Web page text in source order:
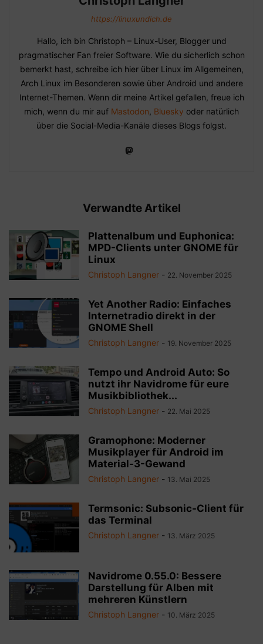
https://linuxundich.de
Hallo, ich bin Christoph – Linux-User, Blogger und
pragmatischer Fan freier Software. Wie du sicherlich schon
bemerkt hast, schreibe ich hier über Linux im Allgemeinen,
Arch Linux im Besonderen sowie über Android und andere
Internet-Themen. Wenn dir meine Artikel gefallen, freue ich
mich, wenn du mir auf Mastodon Bluesky oder natürlich
über die Social-Media-Kanäle dieses Blogs folgst.
Verwandte Artikel
Plattenalbum und Euphonica:
MPD-Clients unter GNOME für
Linux
Christoph Langner - 22. November 2025
Yet Another Radio: Einfaches
Internetradio direkt in der
GNOME Shell
Christoph Langner - 19. November 2025
Tempo und Android Auto: So
nutzt ihr Navidrome für eure
Musikbibliothek...
Christoph Langner - 22. Mai 2025
Gramophone: Moderner
Musikplayer für Android im
Material-3-Gewand
Christoph Langner - 13. Mai 2025
Termsonic: Subsonic-Client für
das Terminal
Christoph Langner - 13. März 2025
Navidrome 0.55.0: Bessere
Darstellung für Alben mit
mehreren Künstlern
Christoph Langner - 10. März 2025